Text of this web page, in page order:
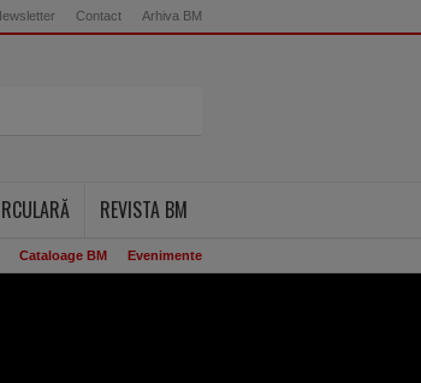
Contact Arhiva BM
REVISTA BM
Cataloage BM Evenimente